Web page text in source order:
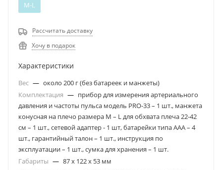
M-L
Рассчитать доставку
Хочу в подарок
Характеристики
Вес — около 200 г (без батареек и манжеты)
Комплектация — прибор для измерения артериального
давления и частоты пульса модель PRO-33 – 1 шт., манжета
конусная на плечо размера М – L для обхвата плеча 22-42
см – 1 шт., сетевой адаптер - 1 шт, батарейки типа ААА – 4
шт., гарантийный талон – 1 шт., инструкция по
эксплуатации – 1 шт., сумка для хранения – 1 шт.
Габариты — 87 x 122 x 53 мм